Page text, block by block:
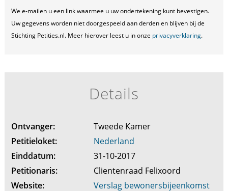
We e-mailen u een link waarmee u uw ondertekening kunt bevestigen.
Uw gegevens worden niet doorgespeeld aan derden en blijven bij de
Stichting Petities.nl. Meer hierover leest u in onze privacyverklaring.
Details
Ontvanger:
Tweede Kamer
Petitieloket:
Nederland
Einddatum:
31-10-2017
Petitionaris:
Clientenraad Felixoord
Website:
Verslag bewonersbijeenkomst